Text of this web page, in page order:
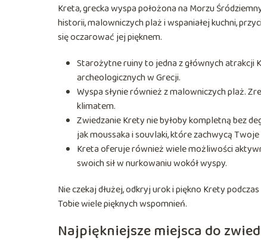
Kreta, grecka wyspa położona na Morzu
historii, malowniczych plaż i wspaniałej kuchni,
się oczarować jej pięknem.
Starożytne ruiny to jedna z głównych atrakcji
archeologicznych w Grecji.
Wyspa słynie również z malowniczych plaż.
klimatem.
Zwiedzanie Krety nie byłoby kompletną bez
jak moussaka i souvlaki, które zachwycą
Kreta oferuje również wiele możliwości
swoich sił w nurkowaniu wokół wyspy.
Nie czekaj dłużej, odkryj urok i piękno Krety
Tobie wiele pięknych wspomnień.
Najpiękniejsze miejsca do